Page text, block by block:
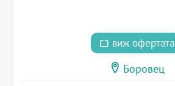
виж офертата
Боровец